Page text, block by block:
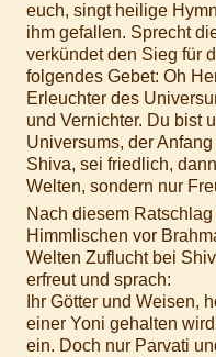
euch, singt heilige
ihm gefallen. Sprecht
verkündet den Sieg für
folgendes Gebet: Oh
Erleuchter des
und Vernichter. Du bist
Universums, der
Shiva, sei friedlich,
Welten, sondern nur
Nach diesem
Himmlischen vor
Welten Zuflucht bei
erfreut und sprach:
Ihr Götter und Weisen,
einer Yoni gehalten
ein. Doch nur Parvati